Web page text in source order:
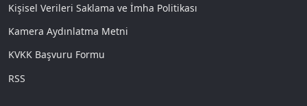
Kişisel Verileri Saklama ve İmha Politikası
Kamera Aydınlatma Metni
KVKK Başvuru Formu
RSS